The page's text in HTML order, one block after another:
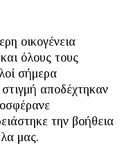
οικογένεια
όλους τους
σήμερα
αποδέχτηκαν
την βοήθεια
μας.